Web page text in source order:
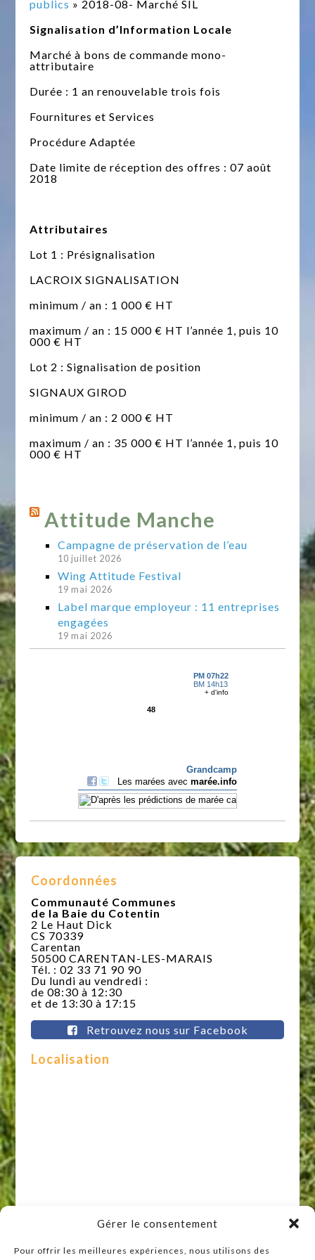
Gérer le consentement
Pour offrir les meilleures expériences, nous utilisons des
publics » 2018-08- Marché SIL
Signalisation d’Information Locale
Marché à bons de commande mono-
attributaire
Durée : 1 an renouvelable trois fois
Fournitures et Services
Procédure Adaptée
Date limite de réception des offres : 07 août
2018
Attributaires
Lot 1 : Présignalisation
LACROIX SIGNALISATION
minimum / an : 1 000 € HT
maximum / an : 15 000 € HT l’année 1, puis 10
000 € HT
Lot 2 : Signalisation de position
SIGNAUX GIROD
minimum / an : 2 000 € HT
maximum / an : 35 000 € HT l’année 1, puis 10
000 € HT
Attitude Manche
Campagne de préservation de l’eau
10 juillet 2026
Wing Attitude Festival
19 mai 2026
Label marque employeur : 11 entreprises
engagées
19 mai 2026
Coordonnées
Communauté Communes
de la Baie du Cotentin
2 Le Haut Dick
CS 70339
Carentan
50500 CARENTAN-LES-MARAIS
Tél. : 02 33 71 90 90
Du lundi au vendredi :
de 08:30 à 12:30
et de 13:30 à 17:15
Retrouvez nous sur Facebook
Localisation